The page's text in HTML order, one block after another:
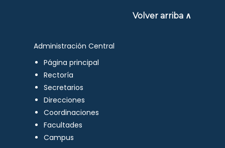
Volver arriba ∧
Administración Central
Página principal
Rectoría
Secretarios
Direcciones
Coordinaciones
Facultades
Campus